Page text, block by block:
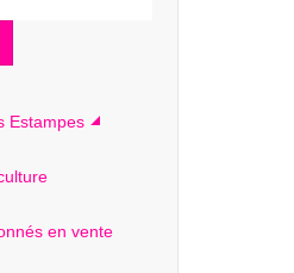
Estampes
en vente